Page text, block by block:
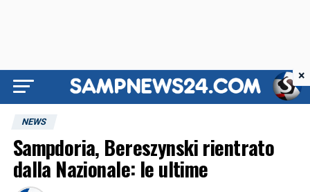
NEWS
Sampdoria, Bereszynski rientrato
dalla Nazionale: le ultime
×